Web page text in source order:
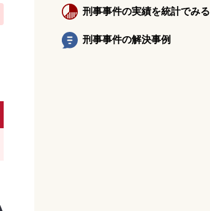
刑事事件の実績を統計でみる
刑事事件の解決事例